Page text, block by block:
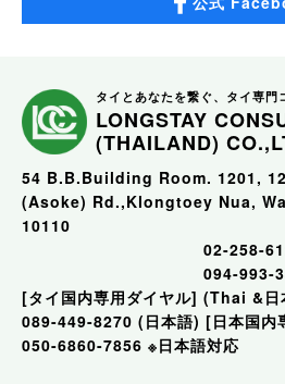
タイとあなたを繋ぐ、タイ専門
LONGSTAY
(THAILAND)
54 B.B.Building Room. 1201,
(Asoke) Rd.,Klongtoey Nua,
10110
[タイ国内専用ダイヤル]
02-258-
094-993-
(Thai &日
089-449-8270 (日本語) [日本国内
050-6860-7856 ※日本語対応